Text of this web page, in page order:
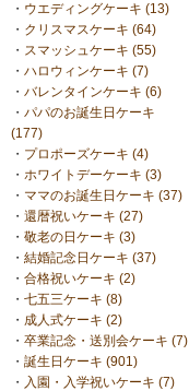
・ ウエディングケーキ (13)
・ クリスマスケーキ (64)
・ スマッシュケーキ (55)
・ ハロウィンケーキ (7)
・ バレンタインケーキ (6)
・ パパのお誕生日ケーキ
(177)
・ プロポーズケーキ (4)
・ ホワイトデーケーキ (3)
・ ママのお誕生日ケーキ (37)
・ 還暦祝いケーキ (27)
・ 敬老の日ケーキ (3)
・ 結婚記念日ケーキ (37)
・ 合格祝いケーキ (2)
・ 七五三ケーキ (8)
・ 成人式ケーキ (2)
・ 卒業記念・送別会ケーキ (7)
・ 誕生日ケーキ (901)
・ 入園・入学祝いケーキ (7)